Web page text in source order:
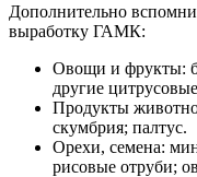
Дополнительно
выработку ГАМК:
Овощи и фрукты:
другие
Продукты
скумбрия; палтус.
Орехи, семена:
рисовые отруби;